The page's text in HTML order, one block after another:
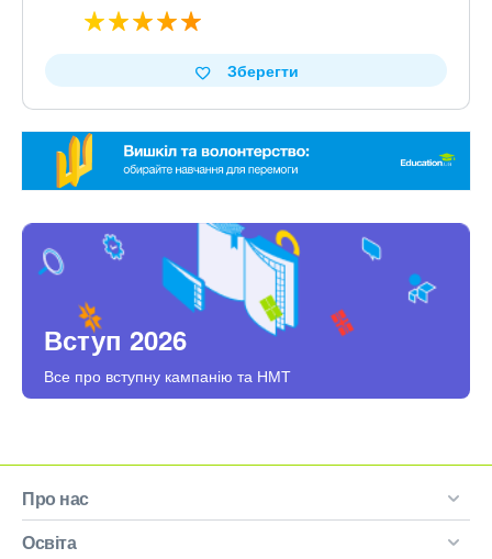
Зберегти
Вступ 2026
Все про вступну кампанію та НМТ
Про нас
Освіта